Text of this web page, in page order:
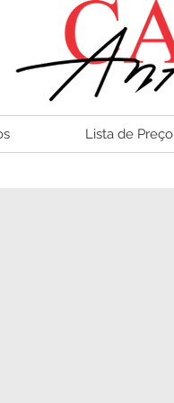
Lista de Preço